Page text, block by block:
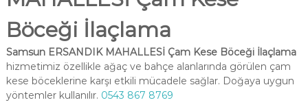
Böceği İlaçlama
Samsun ERSANDIK MAHALLESİ Çam Kese Böceği İlaçlama
hizmetimiz özellikle ağaç ve bahçe alanlarında görülen çam
kese böceklerine karşı etkili mücadele sağlar. Doğaya uygun
yöntemler kullanılır. 0543 867 8769